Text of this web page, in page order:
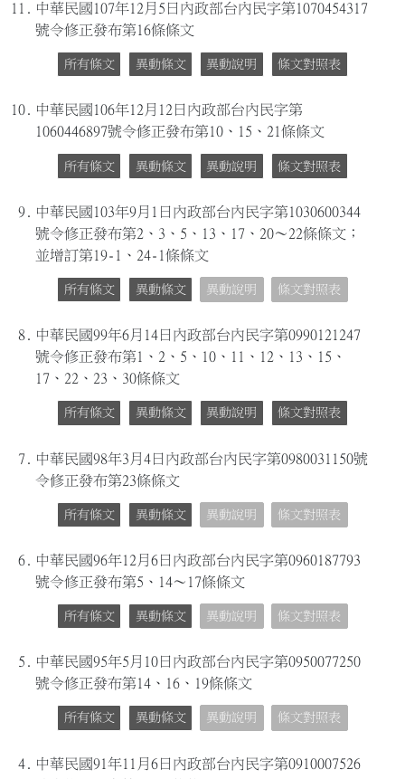
11.
中華民國107年12月5日內政部台內民字第1070454317
號令修正發布第16條條文
所有條文 異動條文 異動說明 條文對照表
10. 中華民國106年12月12日內政部台內民字第
1060446897號令修正發布第10、15、21條條文
所有條文 異動條文 異動說明 條文對照表
9.
中華民國103年9月1日內政部台內民字第1030600344
號令修正發布第2、3、5、13、17、20～22條條文；
並增訂第19-1、24-1條條文
所有條文 異動條文 異動說明 條文對照表
8.
中華民國99年6月14日內政部台內民字第0990121247
號令修正發布第1、2、5、10、11、12、13、15、
17、22、23、30條條文
所有條文 異動條文 異動說明 條文對照表
7.
中華民國98年3月4日內政部台內民字第0980031150號
令修正發布第23條條文
所有條文 異動條文 異動說明 條文對照表
6.
中華民國96年12月6日內政部台內民字第0960187793
號令修正發布第5、14～17條條文
所有條文 異動條文 異動說明 條文對照表
5. 中華民國95年5月10日內政部台內民字第0950077250
號令修正發布第14、16、19條條文
所有條文 異動條文 異動說明 條文對照表
4.
中華民國91年11月6日內政部台內民字第0910007526